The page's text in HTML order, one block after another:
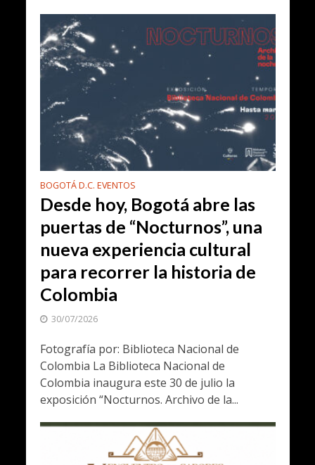
BOGOTÁ D.C. EVENTOS
Desde hoy, Bogotá abre las
puertas de “Nocturnos”, una
nueva experiencia cultural
para recorrer la historia de
Colombia
30/07/2026
Fotografía por: Biblioteca Nacional de
Colombia La Biblioteca Nacional de
Colombia inaugura este 30 de julio la
exposición “Nocturnos. Archivo de la...